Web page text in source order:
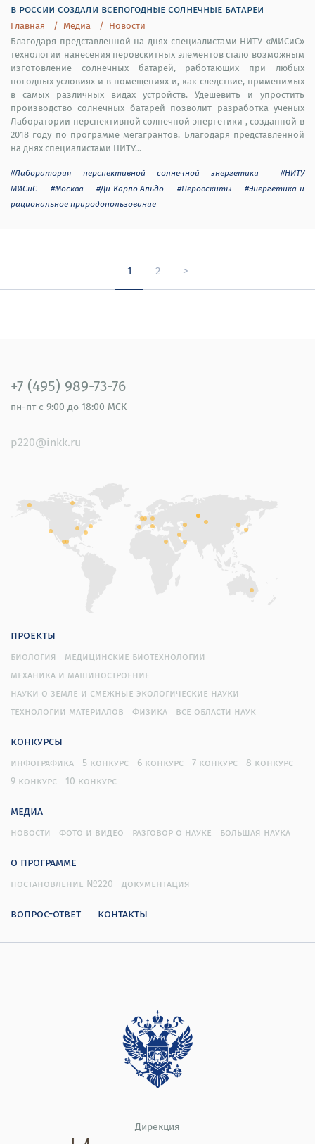
в россии создали всепогодные солнечные батареи
Главная Медиа
Новости
Благодаря представленной на днях специалистами НИТУ «МИСиС»
технологии нанесения перовскитных элементов стало возможным
изготовление солнечных батарей, работающих при любых
погодных условиях и в помещениях и, как следствие, применимых
в самых различных видах устройств. Удешевить и упростить
производство солнечных батарей позволит разработка ученых
Лаборатории перспективной солнечной энергетики , созданной в
2018 году по программе мегагрантов. Благодаря представленной
на днях специалистами НИТУ...
#Лаборатория перспективной солнечной энергетики
#НИТУ
МИСиС
#Москва #Ди Карло Альдо #Перовскиты
#Энергетика и
рациональное природопользование
1 2 >
+7 (495) 989-73-76
пн-пт с 9:00 до 18:00 МСК
p220@inkk.ru
проекты
биология
медицинские биотехнологии
механика и машиностроение
науки о земле и смежные экологические науки
технологии материалов
физика все области наук
конкурсы
инфографика 5 конкурс 6 конкурс 7 конкурс
8 конкурс
9 конкурс
10 конкурс
медиа
новости фото и видео разговор о науке большая наука
о программе
постановление №220 документация
вопрос-ответ контакты
Дирекция